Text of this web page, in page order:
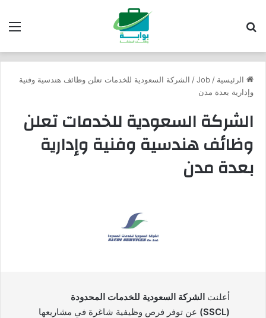
الرئيسية /
Job
/ الشركة السعودية للخدمات تعلن وظائف هندسية وفنية
وإدارية بعدة مدن
الشركة السعودية للخدمات تعلن
وظائف هندسية وفنية وإدارية
بعدة مدن
أعلنت الشركة السعودية للخدمات المحدودة
(SSCL)
عن توفر فرص وظيفية شاغرة في مشاريعها